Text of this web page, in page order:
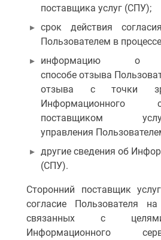
поставщика услуг (СПУ);
срок действия
Пользователем в
информацию о
способе отзыва
отзыва с точки
Информационного
поставщиком
управления
другие сведения об
(СПУ).
Сторонний поставщик
согласие Пользователя
связанных с целями
Информационного